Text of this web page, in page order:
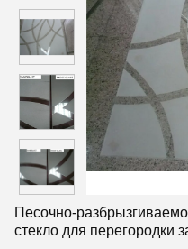
Песочно-
стекло для перегородки